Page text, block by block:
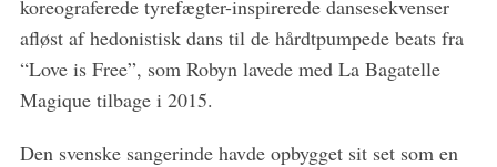
koreograferede tyrefægter-inspirerede dansesekvenser
afløst af hedonistisk dans til de hårdtpumpede beats fra
“Love is Free”, som Robyn lavede med La Bagatelle
Magique tilbage i 2015.
Den svenske sangerinde havde opbygget sit set som en